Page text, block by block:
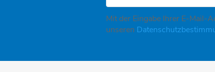
e
Mit der Eingabe Ihrer E-Mail-
unseren